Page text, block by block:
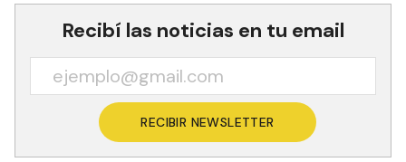
Recibí las noticias en tu email
RECIBIR NEWSLETTER